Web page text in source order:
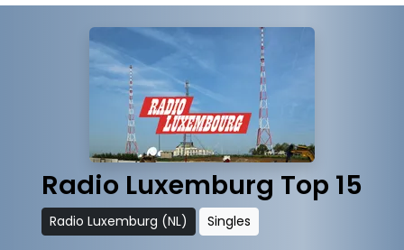
Radio Luxemburg Top 15
Radio Luxemburg (NL) Singles